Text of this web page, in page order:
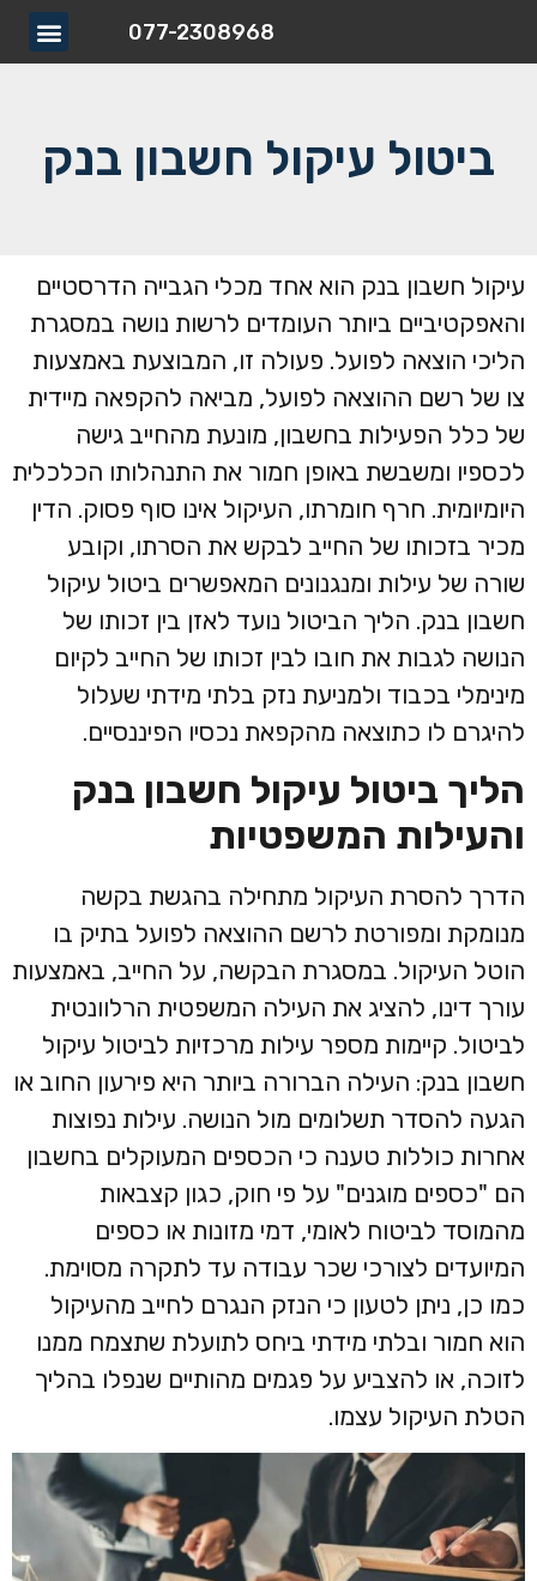
077-2308968
ביטול עיקול חשבון בנק
עיקול חשבון בנק הוא אחד מכלי הגבייה הדרסטיים
והאפקטיביים ביותר העומדים לרשות נושה במסגרת
הליכי הוצאה לפועל. פעולה זו, המבוצעת באמצעות
צו של רשם ההוצאה לפועל, מביאה להקפאה מיידית
של כלל הפעילות בחשבון, מונעת מהחייב גישה
לכספיו ומשבשת באופן חמור את התנהלותו הכלכלית
היומיומית. חרף חומרתו, העיקול אינו סוף פסוק. הדין
מכיר בזכותו של החייב לבקש את הסרתו, וקובע
שורה של עילות ומנגנונים המאפשרים ביטול עיקול
חשבון בנק. הליך הביטול נועד לאזן בין זכותו של
הנושה לגבות את חובו לבין זכותו של החייב לקיום
מינימלי בכבוד ולמניעת נזק בלתי מידתי שעלול
להיגרם לו כתוצאה מהקפאת נכסיו הפיננסיים.
הליך ביטול עיקול חשבון בנק
והעילות המשפטיות
הדרך להסרת העיקול מתחילה בהגשת בקשה
מנומקת ומפורטת לרשם ההוצאה לפועל בתיק בו
הוטל העיקול. במסגרת הבקשה, על החייב, באמצעות
עורך דינו, להציג את העילה המשפטית הרלוונטית
לביטול. קיימות מספר עילות מרכזיות לביטול עיקול
חשבון בנק: העילה הברורה ביותר היא פירעון החוב או
הגעה להסדר תשלומים מול הנושה. עילות נפוצות
אחרות כוללות טענה כי הכספים המעוקלים בחשבון
הם "כספים מוגנים" על פי חוק, כגון קצבאות
מהמוסד לביטוח לאומי, דמי מזונות או כספים
המיועדים לצורכי שכר עבודה עד לתקרה מסוימת.
כמו כן, ניתן לטעון כי הנזק הנגרם לחייב מהעיקול
הוא חמור ובלתי מידתי ביחס לתועלת שתצמח ממנו
לזוכה, או להצביע על פגמים מהותיים שנפלו בהליך
הטלת העיקול עצמו.